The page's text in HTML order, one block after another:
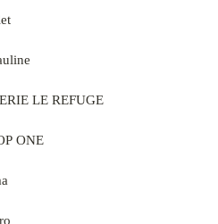
LE REFUGE
ONE